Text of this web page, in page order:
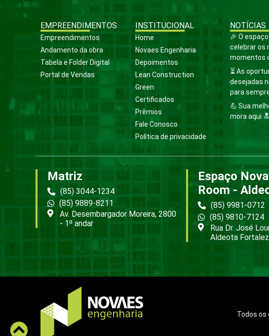
EMPREENDIMENTOS
Empreendimentos
Andamento da obra
Tabela e Folder Digital
Portal de Vendas
INSTITUCIONAL
Home
Novaes Engenharia
Depoimentos
Lean Construction
Green
Certificados
Prêmios
Fale Conosco
Política de privacidade
NOTÍCIAS
🎉 O
celebrar os
momentos
⏳ As
desejadas
para
💪 Sua
mora aqui 🔝
Matriz
(85) 3044-1234
(85) 9889-8211
Av. Desembargador Moreira, 2800
- 1º andar
Espaço
Room -
(85) 9981-0712
(85) 9810-7124
Rua Dr. José
Aldeota
Todos os